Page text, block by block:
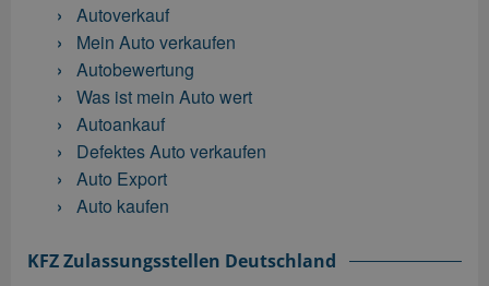
Autoverkauf
Mein Auto verkaufen
Autobewertung
Was ist mein Auto wert
Autoankauf
Defektes Auto verkaufen
Auto Export
Auto kaufen
KFZ Zulassungsstellen Deutschland